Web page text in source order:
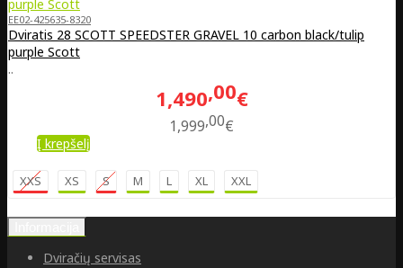
EE02-425635-8320
Dviratis 28 SCOTT SPEEDSTER GRAVEL 10 carbon black/tulip
purple Scott
..
1,490 00€
1,999 00€
Į krepšelį
XXS XS S M L XL XXL
Dviračių servisas